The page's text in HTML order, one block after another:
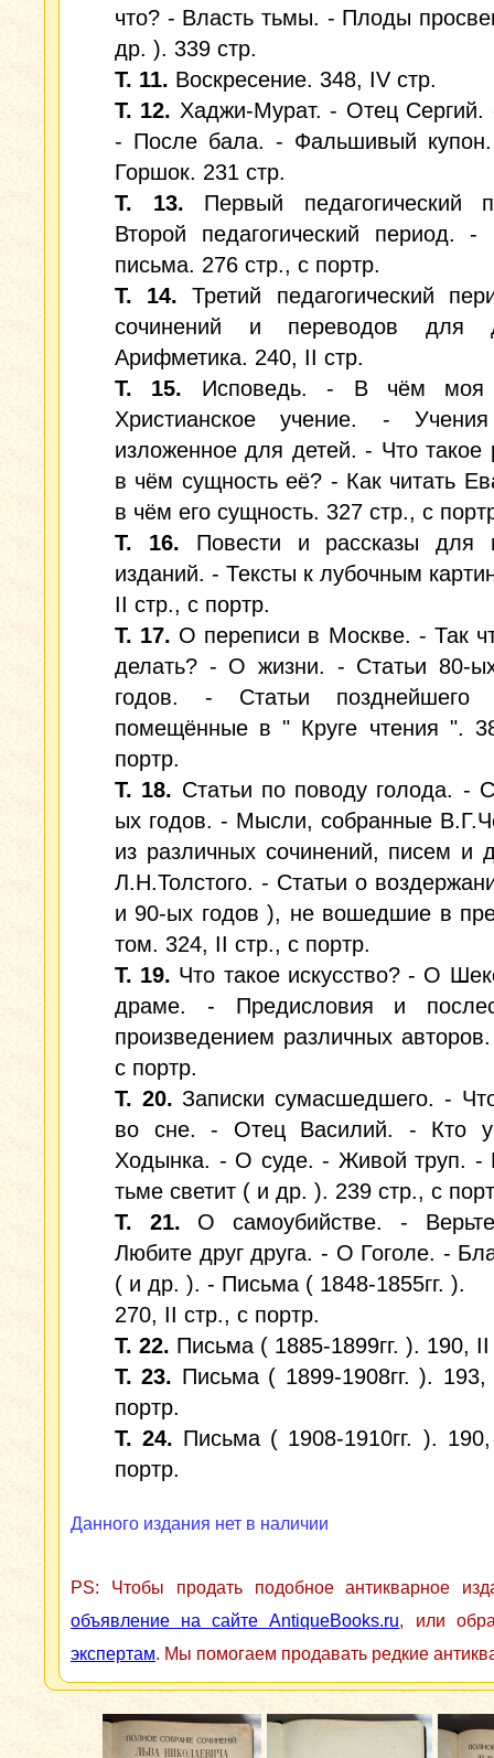
что? - Власть тьмы. - Плоды
др. ). 339 стр.
Т. 11. Воскресение. 348, IV стр.
Т. 12. Хаджи-Мурат. - Отец Сергий.
- После бала. - Фальшивый
Горшок. 231 стр.
Т. 13. Первый педагогический
Второй педагогический период. -
письма. 276 стр., с портр.
Т. 14. Третий педагогический
сочинений и переводов для
Арифметика. 240, II стр.
Т. 15. Исповедь. - В чём моя
Христианское учение. -
изложенное для детей. - Что такое
в чём сущность её? - Как читать
в чём его сущность. 327 стр., с
Т. 16. Повести и рассказы для
изданий. - Тексты к лубочным
II стр., с портр.
Т. 17. О переписи в Москве. - Так
делать? - О жизни. - Статьи 80-
годов. - Статьи позднейшего
помещённые в " Круге чтения ".
портр.
Т. 18. Статьи по поводу голода. -
ых годов. - Мысли, собранные
из различных сочинений, писем и
Л.Н.Толстого. - Статьи о
и 90-ых годов ), не вошедшие в
том. 324, II стр., с портр.
Т. 19. Что такое искусство? - О
драме. - Предисловия и
произведением различных
с портр.
Т. 20. Записки сумасшедшего. -
во сне. - Отец Василий. - Кто
Ходынка. - О суде. - Живой труп. -
тьме светит ( и др. ). 239 стр., с
Т. 21. О самоубийстве. -
Любите друг друга. - О Гоголе. -
( и др. ). - Письма ( 1848-1855гг. ).
270, II стр., с портр.
Т. 22. Письма ( 1885-1899гг. ). 190, II
Т. 23. Письма ( 1899-1908гг. ).
портр.
Т. 24. Письма ( 1908-1910гг. ).
портр.
Данного издания нет в наличии
PS: Чтобы продать подобное антикварное
объявление на сайте AntiqueBooks.ru, или
экспертам. Мы помогаем продавать редкие